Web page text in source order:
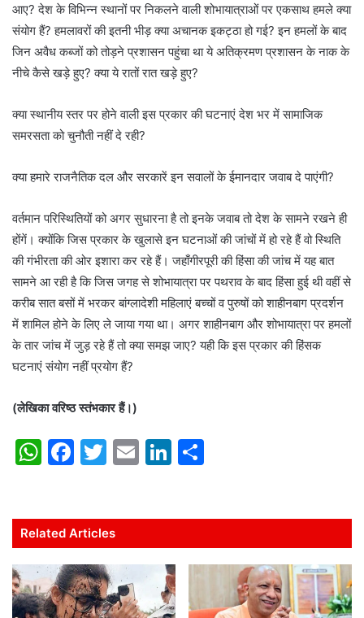
आए? देश के विभिन्न स्थानों पर निकलने वाली शोभायात्राओं पर एकसाथ हमले क्या
संयोग हैं? हमलावरों की इतनी भीड़ क्या अचानक इकट्ठा हो गई? इन हमलों के बाद
जिन अवैध कब्जों को तोड़ने प्रशासन पहुंचा था ये अतिक्रमण प्रशासन के नाक के
नीचे कैसे खड़े हुए? क्या ये रातों रात खड़े हुए?
क्या स्थानीय स्तर पर होने वाली इस प्रकार की घटनाएं देश भर में सामाजिक
समरसता को चुनौती नहीं दे रही?
क्या हमारे राजनैतिक दल और सरकारें इन सवालों के ईमानदार जवाब दे पाएंगी?
वर्तमान परिस्थितियों को अगर सुधारना है तो इनके जवाब तो देश के सामने रखने ही
होंगें। क्योंकि जिस प्रकार के खुलासे इन घटनाओं की जांचों में हो रहे हैं वो स्थिति
की गंभीरता की ओर इशारा कर रहे हैं। जहाँगीरपूरी की हिंसा की जांच में यह बात
सामने आ रही है कि जिस जगह से शोभायात्रा पर पथराव के बाद हिंसा हुई थी वहीं से
करीब सात बसों में भरकर बांग्लादेशी महिलाएं बच्चों व पुरुषों को शाहीनबाग प्रदर्शन
में शामिल होने के लिए ले जाया गया था। अगर शाहीनबाग और शोभायात्रा पर हमलों
के तार जांच में जुड़ रहे हैं तो क्या समझ जाए? यही कि इस प्रकार की हिंसक
घटनाएं संयोग नहीं प्रयोग हैं?
(लेखिका वरिष्ठ स्तंभकार हैं।)
W
s
A
p
p
F
e
b
o
o
T
er
E
l
Li
e
dI
n
e
Related Articles